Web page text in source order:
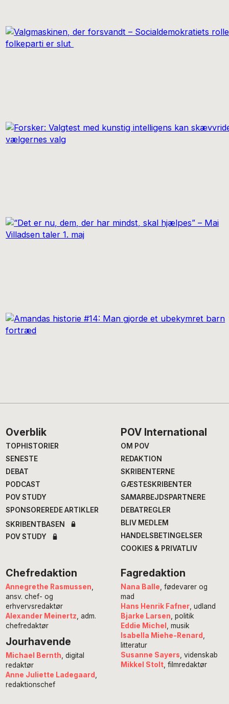
Footer
Overblik
TOPHISTORIER
SENESTE
DEBAT
PODCAST
POV STUDY
SPONSOREREDE ARTIKLER
SKRIBENTBASEN
POV STUDY
POV International
OM POV
REDAKTION
SKRIBENTERNE
GÆSTESKRIBENTER
SAMARBEJDSPARTNERE
DEBATREGLER
BLIV MEDLEM
HANDELSBETINGELSER
COOKIES & PRIVATLIV
Chefredaktion
Annegrethe Rasmussen
ansv. chef- og
erhvervsredaktør
Alexander Meinertz , adm.
chefredaktør
Jourhavende
Michael Bernth , digital
redaktør
Anne Juliette Ladegaard
redaktionschef
Fagredaktion
Nana Balle , fødevarer og
mad
Hans Henrik Fafner, udland
Bjarke Larsen , politik
Eddie Michel
, musik
Isabella Miehe-Renard
litteratur
Susanne Sayers , videnskab
Mikkel Stolt, filmredaktør